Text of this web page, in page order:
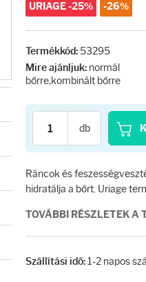
URIAGE -25% -26%
Termékkód: 53295
Mire ajánljuk: normál
bőrre,kombinált bőrre
db
Ráncok és
hidratálja a bőrt. Uriage
TOVÁBBI RÉSZLETEK A
Szállítási idő:1-2 napos